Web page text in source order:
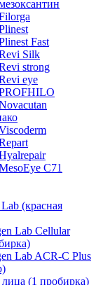
Fast
Silk
strong
eye
C71
(красная
Lab Cellular
Lab ACR-C Plus
(1 пробирка)